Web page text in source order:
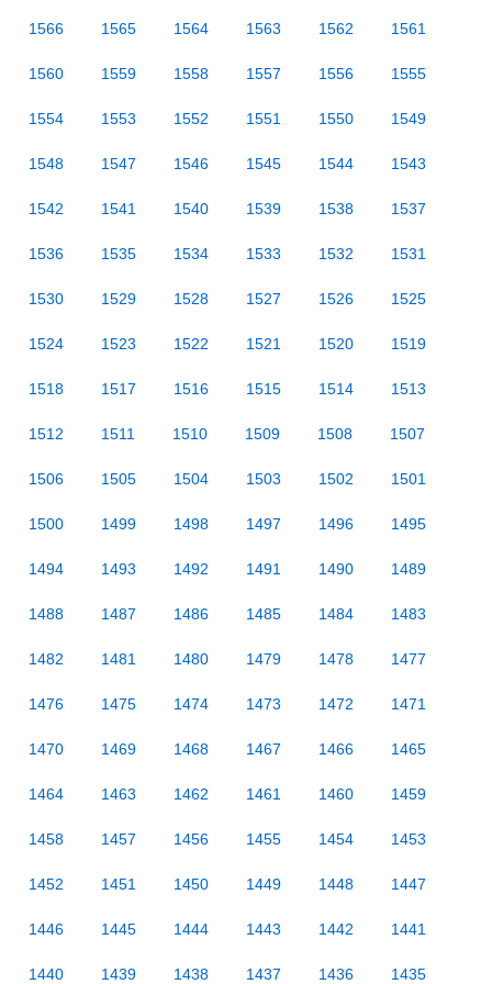
1566 1565 1564 1563 1562 1561
1560 1559 1558 1557 1556 1555
1554 1553 1552 1551 1550 1549
1548 1547 1546 1545 1544 1543
1542 1541 1540 1539 1538 1537
1536 1535 1534 1533 1532 1531
1530 1529 1528 1527 1526 1525
1524 1523 1522 1521 1520 1519
1518 1517 1516 1515 1514 1513
1512 1511 1510 1509 1508 1507
1506 1505 1504 1503 1502 1501
1500 1499 1498 1497 1496 1495
1494 1493 1492 1491 1490 1489
1488 1487 1486 1485 1484 1483
1482 1481 1480 1479 1478 1477
1476 1475 1474 1473 1472 1471
1470 1469 1468 1467 1466 1465
1464 1463 1462 1461 1460 1459
1458 1457 1456 1455 1454 1453
1452 1451 1450 1449 1448 1447
1446 1445 1444 1443 1442 1441
1440 1439 1438 1437 1436 1435